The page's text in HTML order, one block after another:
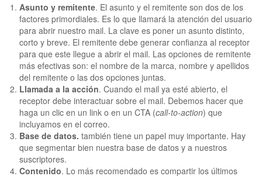
Asunto y remitente. El asunto y el remitente son dos de los
factores primordiales. Es lo que llamará la atención del usuario
para abrir nuestro mail. La clave es poner un asunto distinto,
corto y breve. El remitente debe generar confianza al receptor
para que este llegue a abrir el mail. Las opciones de remitente
más efectivas son: el nombre de la marca, nombre y apellidos
del remitente o las dos opciones juntas.
Llamada a la acción. Cuando el mail ya esté abierto, el
receptor debe interactuar sobre el mail. Debemos hacer que
haga un clic en un link o en un CTA (call-to-action) que
incluyamos en el correo.
Base de datos. también tiene un papel muy importante. Hay
que segmentar bien nuestra base de datos y a nuestros
suscriptores.
Contenido. Lo más recomendado es compartir los últimos